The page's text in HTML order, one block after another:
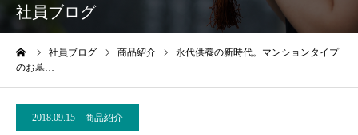
社員ブログ
社員ブログ 商品紹介
永代供養の新時代。マンションタイプ
のお墓…
2018.09.15 商品紹介